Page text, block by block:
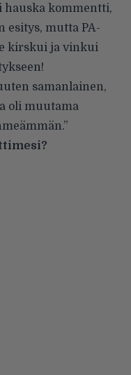
hauska kommentti,
esitys, mutta PA-
kirskui ja vinkui
samanlainen,
oli muutama